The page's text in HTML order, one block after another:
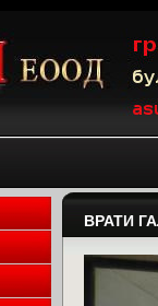
ВРАТИ